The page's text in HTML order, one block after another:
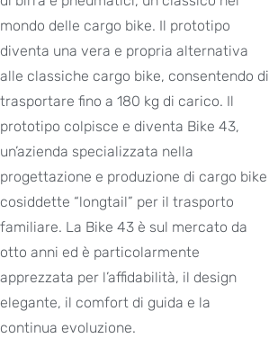
mondo delle cargo bike. Il prototipo
diventa una vera e propria alternativa
alle classiche cargo bike, consentendo di
trasportare fino a 180 kg di carico. Il
prototipo colpisce e diventa Bike 43,
un’azienda specializzata nella
progettazione e produzione di cargo bike
cosiddette “longtail” per il trasporto
familiare. La Bike 43 è sul mercato da
otto anni ed è particolarmente
apprezzata per l’affidabilità, il design
elegante, il comfort di guida e la
continua evoluzione.